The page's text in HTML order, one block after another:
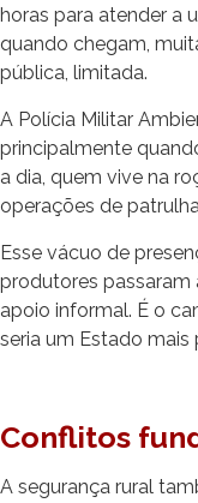
horas para atender a
quando chegam,
pública, limitada.
A Polícia Militar
principalmente
a dia, quem vive na
operações de
Esse vácuo de
produtores passaram
apoio informal. É o
seria um Estado mais
Conflitos
A segurança rural